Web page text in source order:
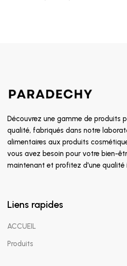
Découvrez une gamme de produits
qualité, fabriqués dans notre
alimentaires aux produits
vous avez besoin pour votre bien-
maintenant et profitez d'une qualité
Liens rapides
ACCUEIL
Produits